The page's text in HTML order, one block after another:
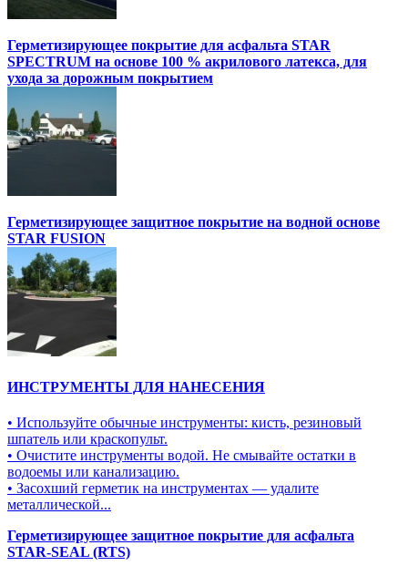
Герметизирующее покрытие для асфальта STAR
SPECTRUM на основе 100 % акрилового латекса, для
ухода за дорожным покрытием
Герметизирующее защитное покрытие на водной основе
STAR FUSION
ИНСТРУМЕНТЫ ДЛЯ НАНЕСЕНИЯ
• Используйте обычные инструменты: кисть, резиновый
шпатель или краскопульт.
• Очистите инструменты водой. Не смывайте остатки в
водоемы или канализацию.
• Засохший герметик на инструментах — удалите
металлической...
Герметизирующее защитное покрытие для асфальта
STAR-SEAL (RTS)